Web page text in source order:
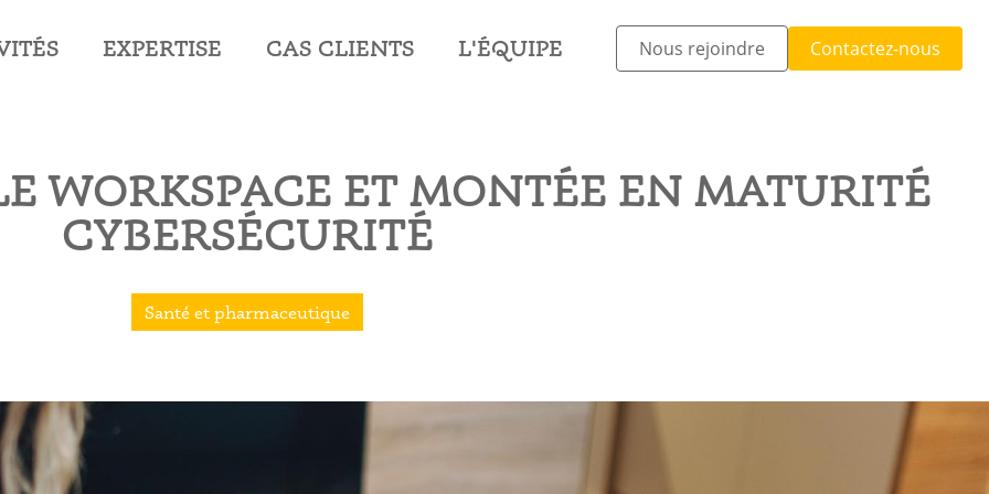
EXPERTISE
CAS CLIENTS
L'ÉQUIPE
Nous rejoindre
Nous rejoindre
Contactez-nous
Contactez-nous
WORKSPACE ET MONTÉE EN MATURITÉ
CYBERSÉCURITÉ
Santé et pharmaceutique